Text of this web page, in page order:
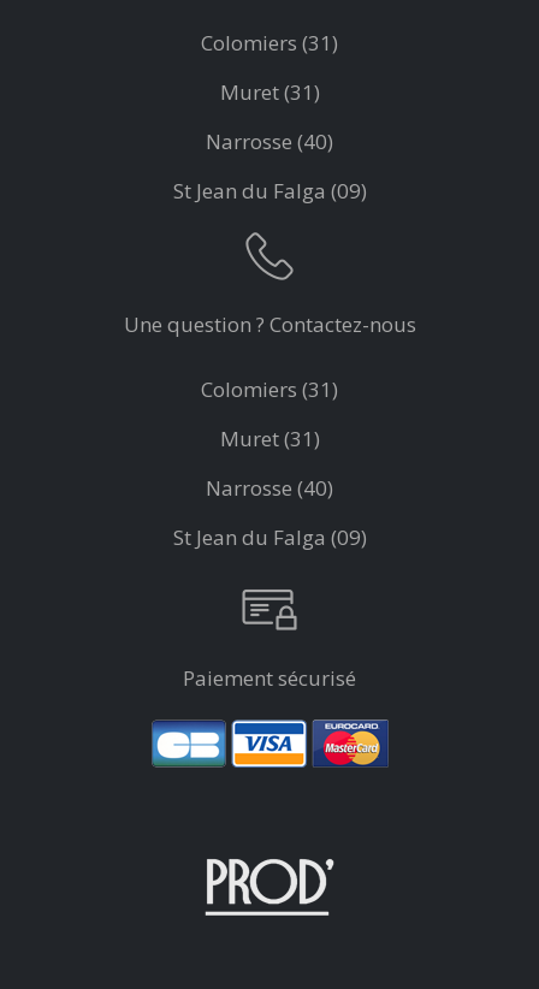
Colomiers (31)
Muret (31)
Narrosse (40)
St Jean du Falga (09)
Une question ? Contactez-nous
Colomiers (31)
Muret (31)
Narrosse (40)
St Jean du Falga (09)
Paiement sécurisé